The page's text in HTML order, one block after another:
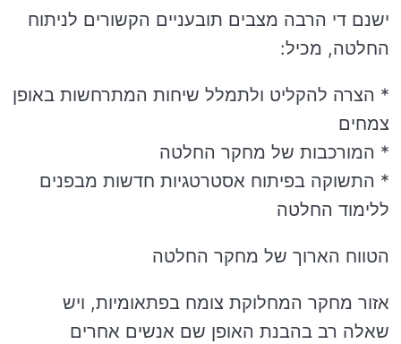
ישנם די הרבה מצבים תובעניים הקשורים לניתוח
החלטה, מכיל:
* הצרה להקליט ולתמלל שיחות המתרחשות באופן
צמחים
* המורכבות של מחקר החלטה
* התשוקה בפיתוח אסטרטגיות חדשות מבפנים
ללימוד החלטה
הטווח הארוך של מחקר החלטה
אזור מחקר המחלוקת צומח בפתאומיות, ויש
שאלה רב בהבנת האופן שם אנשים אחרים